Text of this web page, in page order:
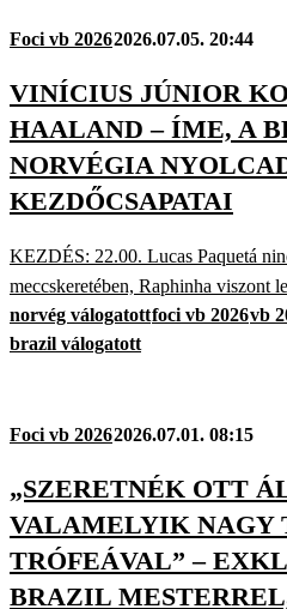
Foci vb 20262026.07.05. 20:44
VINÍCIUS JÚNIOR
HAALAND – ÍME, A
NORVÉGIA
KEZDŐCSAPATAI
KEZDÉS: 22.00. Lucas Paquetá
meccskeretében, Raphinha viszont
norvég válogatottfoci vb 2026vb
brazil válogatott
Foci vb 20262026.07.01. 08:15
„SZERETNÉK OTT
VALAMELYIK NAGY
TRÓFEÁVAL” –
BRAZIL